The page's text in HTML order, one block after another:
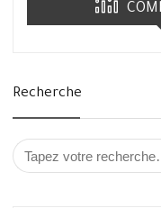
Recherche